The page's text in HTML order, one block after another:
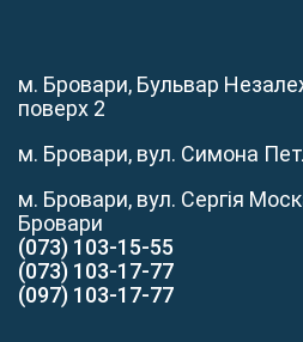
м. Бровари, Бульвар
поверх 2
м. Бровари, вул. Симона
м. Бровари, вул. Сергія
Бровари
(073) 103-15-55
(073) 103-17-77
(097) 103-17-77